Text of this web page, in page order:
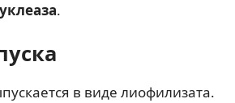
.
в виде лиофилизата.